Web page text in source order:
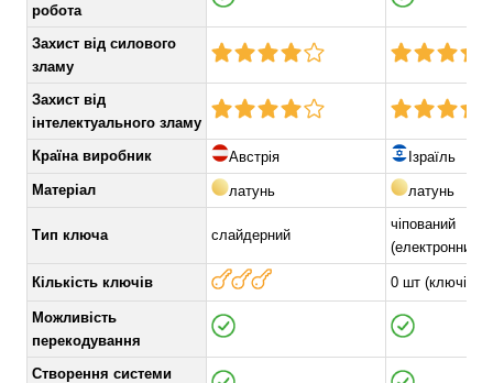
робота
Захист від силового
зламу
Захист від
інтелектуального зламу
Країна виробник
Австрія
Ізраїль
Матеріал
латунь латунь
Тип ключа слайдерний
чіпований
Кількість ключів 0 шт (ключі
Можливість
перекодування
Створення системи